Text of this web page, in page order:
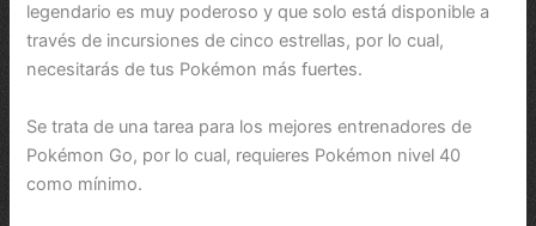
legendario es muy poderoso y que solo está disponible a
través de incursiones de cinco estrellas, por lo cual,
necesitarás de tus Pokémon más fuertes.
Se trata de una tarea para los mejores entrenadores de
Pokémon Go, por lo cual, requieres Pokémon nivel 40
como mínimo.